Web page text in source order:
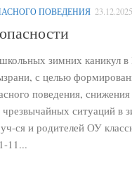
ПОВЕДЕНИЯ 23.12.2025
зимних каникул
с целью
поведения, снижения
ситуаций в
ся и родителей ОУ
11...